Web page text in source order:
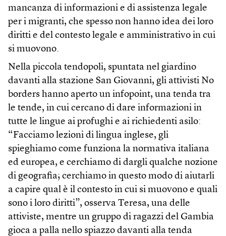
mancanza di informazioni e di assistenza legale
per i migranti, che spesso non hanno idea dei loro
diritti e del contesto legale e amministrativo in cui
si muovono.
Nella piccola tendopoli, spuntata nel giardino
davanti alla stazione San Giovanni, gli attivisti No
borders hanno aperto un infopoint, una tenda tra
le tende, in cui cercano di dare informazioni in
tutte le lingue ai profughi e ai richiedenti asilo:
“Facciamo lezioni di lingua inglese, gli
spieghiamo come funziona la normativa italiana
ed europea, e cerchiamo di dargli qualche nozione
di geografia; cerchiamo in questo modo di aiutarli
a capire qual è il contesto in cui si muovono e quali
sono i loro diritti”, osserva Teresa, una delle
attiviste, mentre un gruppo di ragazzi del Gambia
gioca a palla nello spiazzo davanti alla tenda